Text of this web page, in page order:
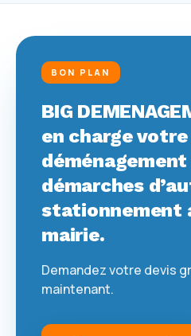
BON PLAN
BIG
en charge votre
démarches
stationnement
mairie.
Demandez votre devis
maintenant.